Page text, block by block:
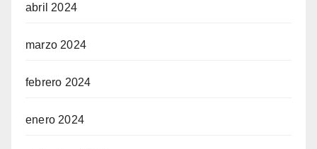
abril 2024
marzo 2024
febrero 2024
enero 2024